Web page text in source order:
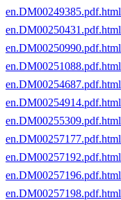
en.DM00249385.pdf.html
en.DM00250431.pdf.html
en.DM00250990.pdf.html
en.DM00251088.pdf.html
en.DM00254687.pdf.html
en.DM00254914.pdf.html
en.DM00255309.pdf.html
en.DM00257177.pdf.html
en.DM00257192.pdf.html
en.DM00257196.pdf.html
en.DM00257198.pdf.html